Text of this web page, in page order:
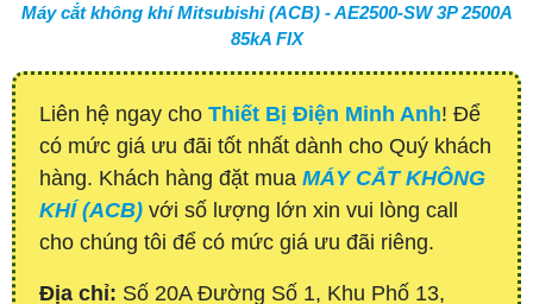
Máy cắt không khí Mitsubishi (ACB) - AE2500-SW 3P 2500A
85kA FIX
Liên hệ ngay cho Thiết Bị Điện Minh Anh! Để
có mức giá ưu đãi tốt nhất dành cho Quý khách
hàng. Khách hàng đặt mua MÁY CẮT KHÔNG
KHÍ (ACB) với số lượng lớn xin vui lòng call
cho chúng tôi để có mức giá ưu đãi riêng.
Địa chỉ: Số 20A Đường Số 1, Khu Phố 13,